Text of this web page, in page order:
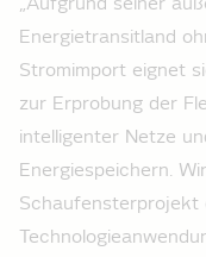
Energietransitland
Stromimport eignet
zur Erprobung der
intelligenter Netze
Energiespeichern.
Schaufensterprojekt